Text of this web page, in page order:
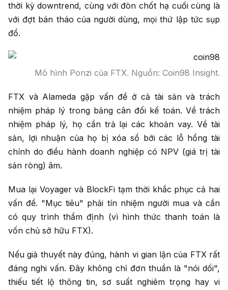
thời kỳ downtrend, cùng với đòn chốt hạ cuối cùng là
với đợt bán tháo của người dùng, mọi thứ lập tức sụp
đổ.
Mô hình Ponzi của FTX. Nguồn: Coin98 Insight.
FTX và Alameda gặp vấn đề ở cả tài sản và trách
nhiệm pháp lý trong bảng cân đối kế toán. Về trách
nhiệm pháp lý, họ cần trả lại các khoản vay. Về tài
sản, lợi nhuận của họ bị xóa sổ bởi các lỗ hổng tài
chính do điều hành doanh nghiệp có NPV (giá trị tài
sản ròng) âm.
Mua lại Voyager và BlockFi tạm thời khắc phục cả hai
vấn đề. "Mục tiêu" phải tín nhiệm người mua và cần
có quy trình thẩm định (vì hình thức thanh toán là
vốn chủ sở hữu FTX).
Nếu giả thuyết này đúng, hành vi gian lận của FTX rất
đáng nghi vấn. Đây không chỉ đơn thuần là "nói dối",
thiếu tiết lộ thông tin, sơ suất nghiêm trọng hay vi